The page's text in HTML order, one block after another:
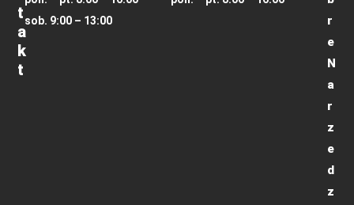
T
A
K
T
sob. 9:00 – 13:00
r
e
N
a
r
z
e
d
z